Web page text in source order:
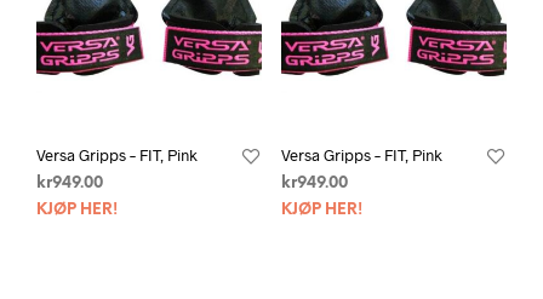
Versa Gripps – FIT, Pink
kr949.00
KJØP HER!
Versa Gripps – FIT, Pink
kr949.00
KJØP HER!